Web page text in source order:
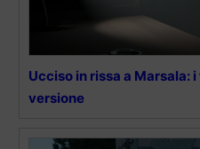
Ucciso in rissa a Marsala:
versione